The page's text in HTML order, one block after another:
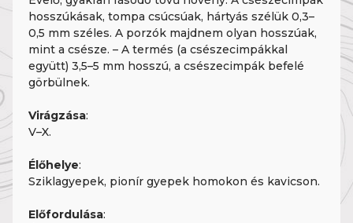
hosszúkásak, tompa csúcsúak, hártyás szélük 0,3–
0,5 mm széles. A porzók majdnem olyan hosszúak,
mint a csésze. – A termés (a csészecimpákkal
együtt) 3,5–5 mm hosszú, a csészecimpák befelé
görbülnek.
Virágzása:
V–X.
Élőhelye:
Sziklagyepek, pionír gyepek homokon és kavicson.
Előfordulása: